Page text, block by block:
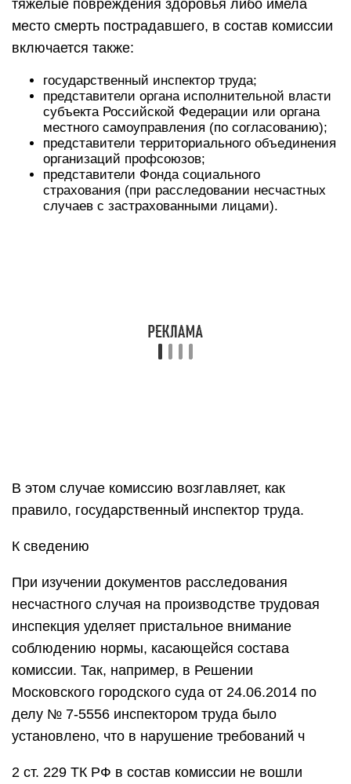
тяжелые повреждения здоровья либо имела
место смерть пострадавшего, в состав комиссии
включается также:
государственный инспектор труда;
представители органа исполнительной власти
субъекта Российской Федерации или органа
местного самоуправления (по согласованию);
представители территориального объединения
организаций профсоюзов;
представители Фонда социального
страхования (при расследовании несчастных
случаев с застрахованными лицами).
В этом случае комиссию возглавляет, как
правило, государственный инспектор труда.
К сведению
При изучении документов расследования
несчастного случая на производстве трудовая
инспекция уделяет пристальное внимание
соблюдению нормы, касающейся состава
комиссии. Так, например, в Решении
Московского городского суда от 24.06.2014 по
делу № 7-5556 инспектором труда было
установлено, что в нарушение требований ч
2 ст. 229 ТК РФ в состав комиссии не вошли